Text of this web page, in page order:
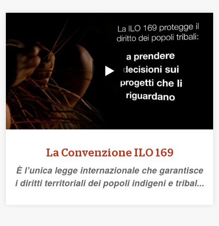
La Convenzione ILO 169
È l’unica legge internazionale che garantisce
i diritti territoriali dei popoli indigeni e tribal...